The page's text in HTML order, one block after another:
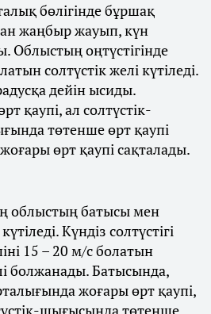
бөлігінде бұршақ
жаңбыр жауып, күн
Облыстың оңтүстігінде
солтүстік желі күтіледі.
дейін ысиды.
қаупі, ал солтүстік-
төтенше өрт қаупі
өрт қаупі сақталады.
облыстың батысы мен
Күндіз солтүстігі
15 – 20 м/с болатын
болжанады. Батысында,
жоғары өрт қаупі,
шығысында төтенше